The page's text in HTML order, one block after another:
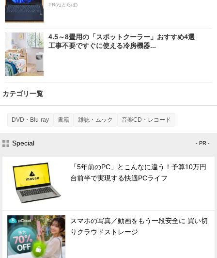
PR(ねとらぼ)
4.5～8畳用の「スポットクーラー」おすすめ4選
工事不要ですぐに使える冷房機器...
カテゴリ一覧
DVD・Blu-ray 書籍 雑誌・ムック 音楽CD・レコード
Special - PR -
「5年前のPC」とこんなに違う！予算10万円
台前半で実現する快適PCライフ
スマホの写真／動画をもう一段安全に 買い切
りクラウドストレージ